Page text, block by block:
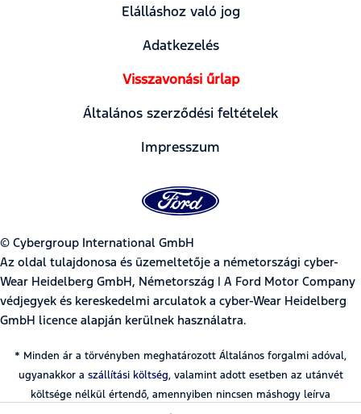
Elálláshoz való jog
Adatkezelés
Visszavonási űrlap
Általános szerződési feltételek
Impresszum
© Cybergroup International GmbH
Az oldal tulajdonosa és üzemeltetője a németországi cyber-
Wear Heidelberg GmbH, Németország | A Ford Motor Company
védjegyek és kereskedelmi arculatok a cyber-Wear Heidelberg
GmbH licence alapján kerülnek használatra.
* Minden ár a törvényben meghatározott Általános forgalmi adóval,
ugyanakkor a szállítási költség, valamint adott esetben az utánvét
költsége nélkül értendő, amennyiben nincsen máshogy leírva